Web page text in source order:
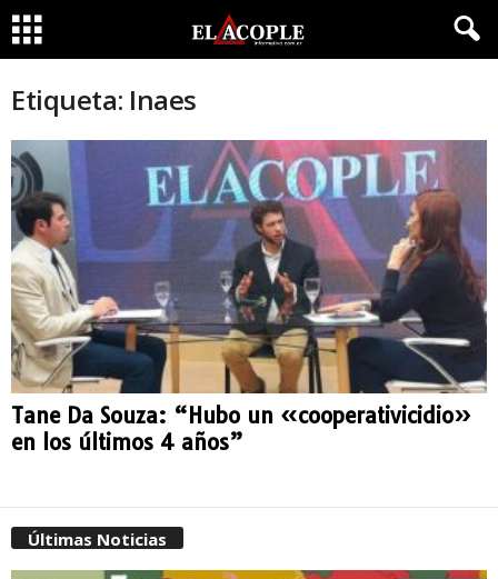
Etiqueta: Inaes
Tane Da Souza: “Hubo un «cooperativicidio»
en los últimos 4 años”
Últimas Noticias